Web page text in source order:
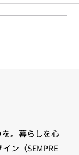
を。暮らしを心
ン（SEMPRE